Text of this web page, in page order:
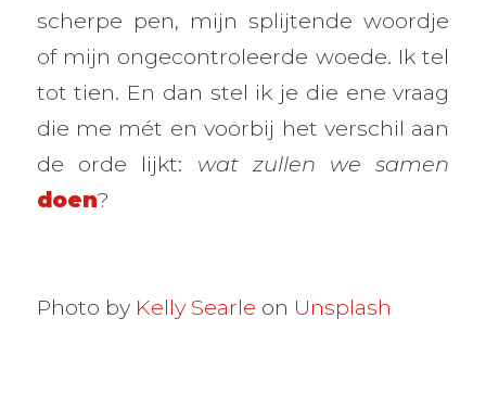
scherpe pen, mijn splijtende woordje
of mijn ongecontroleerde woede. Ik tel
tot tien. En dan stel ik je die ene vraag
die me mét en voorbij het verschil aan
de orde lijkt: wat zullen we samen
doen?
Photo by Kelly Searle on Unsplash